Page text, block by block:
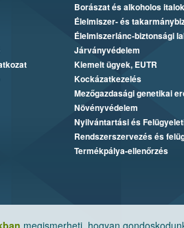
megismerheti, hogyan
Borászat és alkoholos italok
Élelmiszer- és
Élelmiszerlánc-biztonsági
Járványvédelem
Kiemelt ügyek, EUTR
Kockázatkezelés
Mezőgazdasági genetikai
Növényvédelem
Nyilvántartási és
Rendszerszervezés és
Termékpálya-ellenőrzés